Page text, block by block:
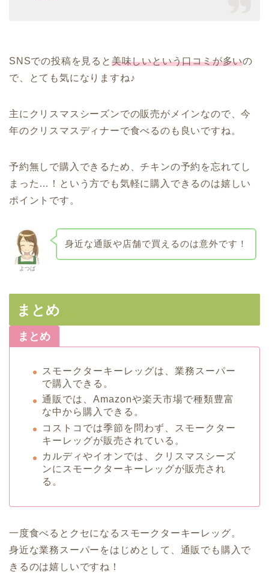
SNSでの投稿を見ると 美味しいという口コミが多いの
で、とても気になりますね♪
主にクリスマスシーズンでの販売がメインなので、今
年のクリスマスディナーで食べるのも良いですね。
予約無しで購入できるため、チキンの予約を忘れてし
まった…！という方でも気軽に購入できるのは嬉しい
ポイントです。
よつば
身近な通販や店舗で買えるのは意外です！
まとめ
まとめ
スモークターキーレッグは、業務スーパー
で購入できる。
通販では、Amazonや楽天市場で種類豊富
な中から購入できる。
コストコでは季節を問わず、スモークター
キーレッグが販売されている。
カルディやイオンでは、クリスマスシーズ
ンにスモークターキーレッグが販売され
る。
一度食べるとクセになるスモークターキーレッグ。
身近な業務スーパーをはじめとして、通販でも購入で
きるのは嬉しいですね！